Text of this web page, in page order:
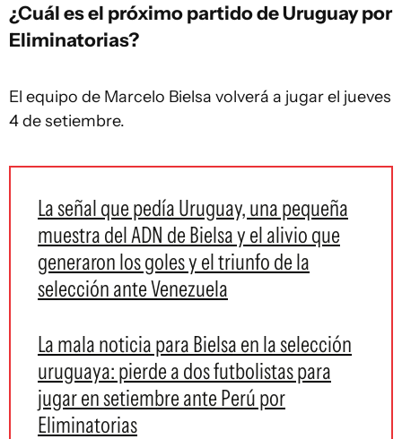
¿Cuál es el próximo partido de Uruguay por
Eliminatorias?
El equipo de Marcelo Bielsa volverá a jugar el jueves
4 de setiembre.
La señal que pedía Uruguay, una pequeña
muestra del ADN de Bielsa y el alivio que
generaron los goles y el triunfo de la
selección ante Venezuela
La mala noticia para Bielsa en la selección
uruguaya: pierde a dos futbolistas para
jugar en setiembre ante Perú por
Eliminatorias